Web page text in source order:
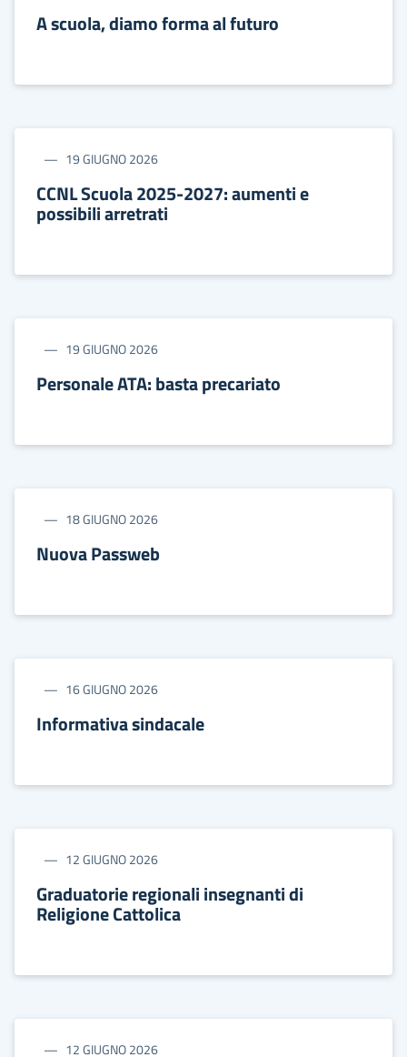
A scuola, diamo forma al futuro
19 GIUGNO 2026
CCNL Scuola 2025-2027: aumenti e
possibili arretrati
19 GIUGNO 2026
Personale ATA: basta precariato
18 GIUGNO 2026
Nuova Passweb
16 GIUGNO 2026
Informativa sindacale
12 GIUGNO 2026
Graduatorie regionali insegnanti di
Religione Cattolica
12 GIUGNO 2026